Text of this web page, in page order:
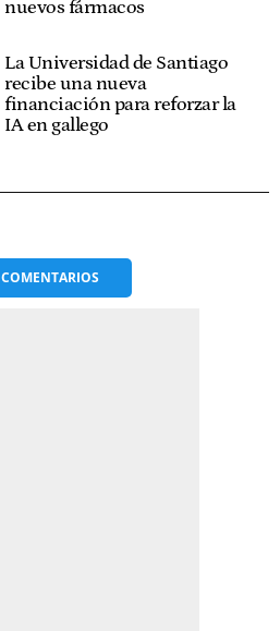
nuevos fármacos
La Universidad de Santiago
recibe una nueva
financiación para reforzar la
IA en gallego
COMENTARIOS